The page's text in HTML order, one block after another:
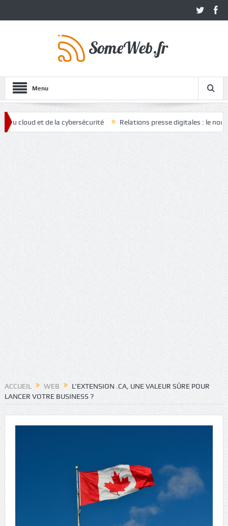
Menu
et de la cybersécurité Relations presse digitales : le nouvel
ACCUEIL WEB
L’EXTENSION .CA, UNE VALEUR SÛRE POUR
LANCER VOTRE BUSINESS ?